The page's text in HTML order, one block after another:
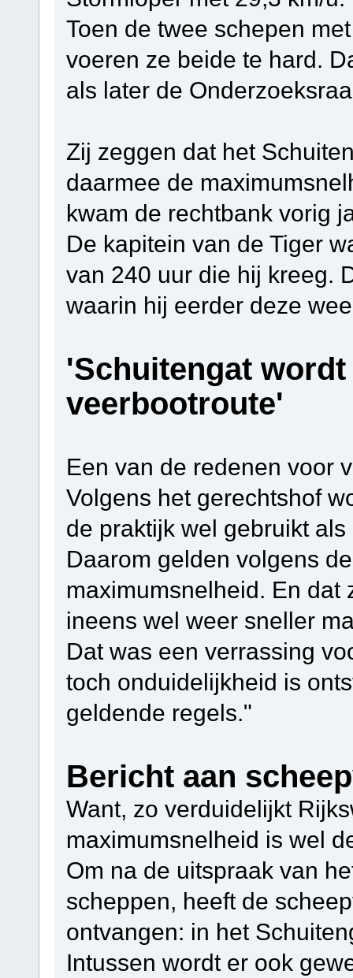
Toen de twee schepen
voeren ze beide te hard.
als later de
Zij zeggen dat het
daarmee de
kwam de rechtbank vorig
De kapitein van de Tiger
van 240 uur die hij kreeg.
waarin hij eerder deze
'Schuitengat
veerbootroute'
Een van de redenen voor
Volgens het gerechtshof
de praktijk wel gebruikt
Daarom gelden volgens
maximumsnelheid. En dat
ineens wel weer sneller
Dat was een verrassing
toch onduidelijkheid is
geldende regels."
Bericht aan
Want, zo verduidelijkt
maximumsnelheid is wel
Om na de uitspraak van
scheppen, heeft de
ontvangen: in het
Intussen wordt er ook